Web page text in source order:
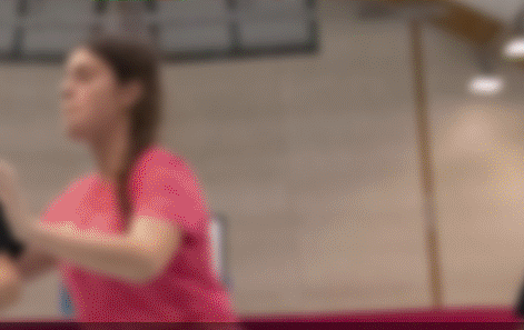
Exporter les lignes sélectionnées
Exporter toutes les colonnes
Exporter uniquement les colonnes affichées
>
Fil Info
Anciennes News
?>
Images de la page d'accueil